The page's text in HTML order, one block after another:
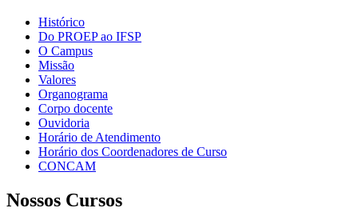
Histórico
Do PROEP ao IFSP
O Campus
Missão
Valores
Organograma
Corpo docente
Ouvidoria
Horário de Atendimento
Horário dos Coordenadores de Curso
CONCAM
Nossos Cursos